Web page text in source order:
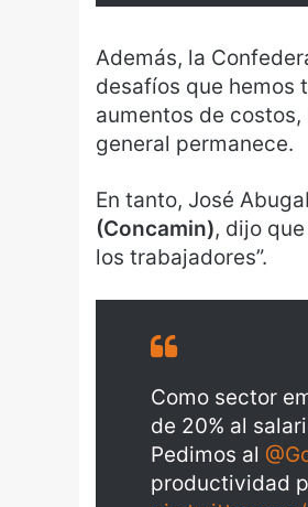
Además, la
desafíos que hemos
aumentos de
general permanece.
En tanto, José
(Concamin), dijo
los trabajadores”.
Como sector
de 20% al
Pedimos al
productividad